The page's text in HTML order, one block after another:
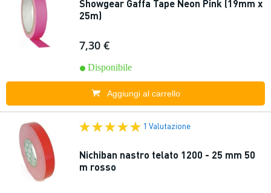
Showgear Gaffa Tape Neon Pink (19mm x
25m)
7,30 €
Disponibile
Aggiungi al carrello
1 Valutazione
Nichiban nastro telato 1200 - 25 mm 50
m rosso